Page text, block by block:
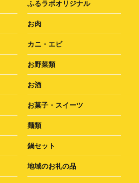
ふるラボオリジナル
お肉
カニ・エビ
お野菜類
お酒
お菓子・スイーツ
麺類
鍋セット
地域のお礼の品